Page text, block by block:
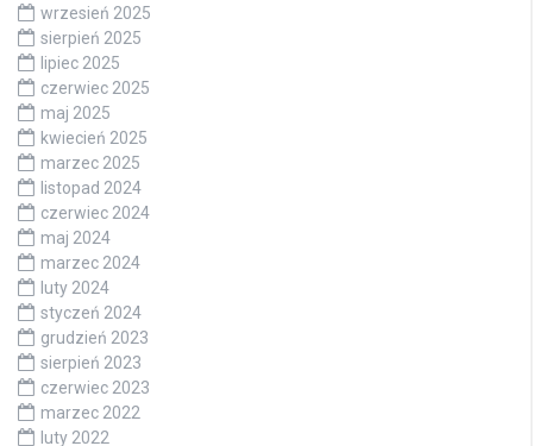
wrzesień 2025
sierpień 2025
lipiec 2025
czerwiec 2025
maj 2025
kwiecień 2025
marzec 2025
listopad 2024
czerwiec 2024
maj 2024
marzec 2024
luty 2024
styczeń 2024
grudzień 2023
sierpień 2023
czerwiec 2023
marzec 2022
luty 2022